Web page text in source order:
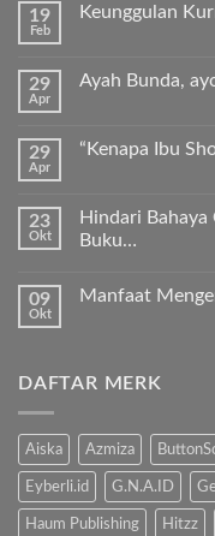
19
Feb
Keunggulan
pada
Premium
29
Apr
Ayah Bunda,
pada
ajari
kita
29
Apr
“Kenapa Ibu
pada
“Kenapa
23
Okt
Hindari Bahaya
Buku…
komentar
Kenalkan
Anak
09
Okt
Manfaat
Manfaat
Anak
DAFTAR MERK
Aiska Azmiza
Eyberli.id G.N.A.ID
Haum Publishing Hitzz